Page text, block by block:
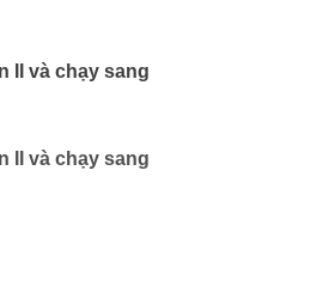
II và chạy sang
II và chạy sang